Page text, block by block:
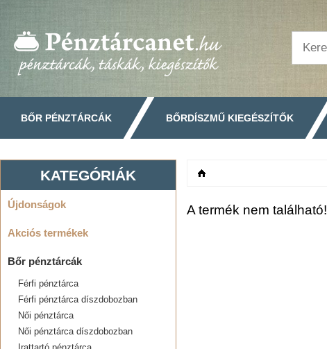
BŐR PÉNZTÁRCÁK BŐRDÍSZMŰ KIEGÉSZÍTŐK
KATEGÓRIÁK
Újdonságok
Akciós termékek
Bőr pénztárcák
Férfi pénztárca
Férfi pénztárca díszdobozban
Női pénztárca
Női pénztárca díszdobozban
A termék nem található!